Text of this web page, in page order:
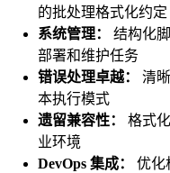
的批处理格式化约定
系统管理：
结构化
部署和维护任务
错误处理卓越：
清
本执行模式
遗留兼容性：
格式
业环境
DevOps 集成：
优化